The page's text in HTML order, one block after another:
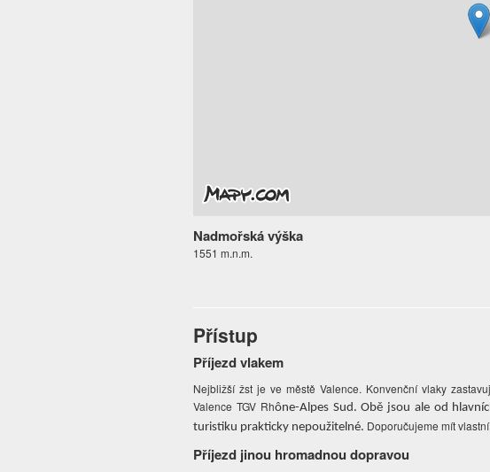
Nadmořská výška
1551 m.n.m.
Přístup
Příjezd vlakem
Nejbližší žst je ve městě Valence. Konvenční vlaky
Valence TGV Rhône-Alpes Sud. Obě jsou ale od
turistiku prakticky nepoužitelné. Doporučujeme mít
Příjezd jinou hromadnou dopravou